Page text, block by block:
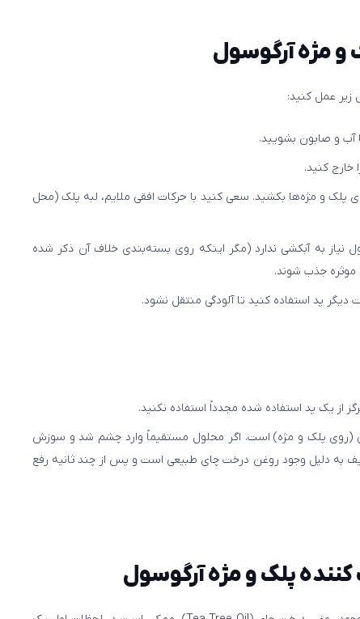
و مژه آرگوسول
زیر عمل کنید:
آب و صابون بشویید.
خارج کنید.
پلک و مژه‌ها بکشید. سعی کنید با حرکات افقی ملایم، لبه پلک (محل
نیاز به آبکشی ندارد (مگر اینکه روی بسته‌بندی خلاف آن ذکر شده
جذب شوند.
پد استفاده کنید تا آلودگی منتقل نشود.
از یک پد استفاده شده مجدداً استفاده نکنید.
(روی پلک و مژه) است. اگر محلول مستقیماً وارد چشم شد و سوزش
به دلیل وجود روغن درخت چای طبیعی است و پس از چند ثانیه رفع
کننده پلک و مژه آرگوسول